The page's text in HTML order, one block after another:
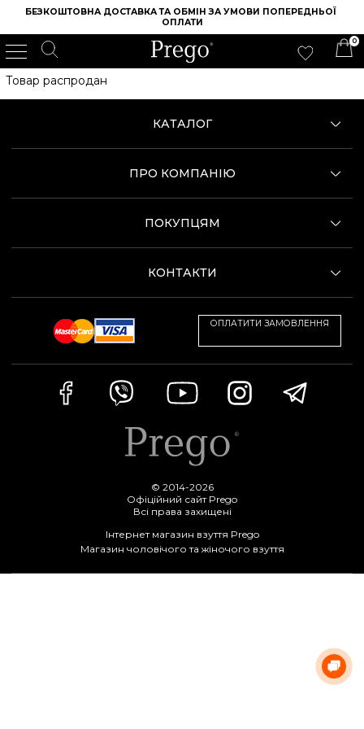
БЕЗКОШТОВНА ДОСТАВКА ТА ОБМІН ЗА УМОВИ ПОПЕРЕДНЬОЇ
ОПЛАТИ
0
ІНТЕРНЕТ МАГАЗИН ВЗУТТЯ PREGO / ЖІНОЧЕ ВЗУТТЯ
Товар распродан
КАТАЛОГ
ПРО КОМПАНІЮ
ПОКУПЦЯМ
КОНТАКТИ
ОПЛАТИТИ ЗАМОВЛЕННЯ
© 2014-2026
Офіційний сайт Prego
Всі права захищені
Інтернет магазин взуття Prego
Магазин чоловічого та жіночого взуття